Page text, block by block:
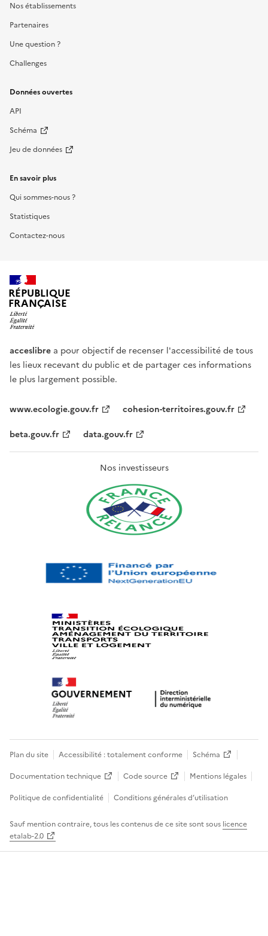
Nos établissements
Partenaires
Une question ?
Challenges
Données ouvertes
API
Schéma
Jeu de données
En savoir plus
Qui sommes-nous ?
Statistiques
Contactez-nous
RÉPUBLIQUE
FRANÇAISE
acceslibre a pour objectif de recenser l'accessibilité de tous
les lieux recevant du public et de partager ces informations
le plus largement possible.
www.ecologie.gouv.fr
cohesion-territoires.gouv.fr
beta.gouv.fr
data.gouv.fr
Nos investisseurs
Plan du site Accessibilité : totalement conforme
Schéma
Documentation technique
Code source
Mentions légales
Politique de confidentialité
Conditions générales d’utilisation
Sauf mention contraire, tous les contenus de ce site sont sous licence
etalab-2.0